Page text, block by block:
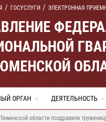
ГОСУСЛУГИ ЭЛЕКТРОННАЯ
ОРГАН ДЕЯТЕЛЬНОСТЬ
области поздравили